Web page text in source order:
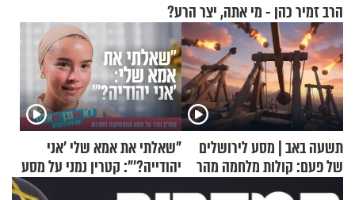
הרב זמיר כהן - מי אתה, יצר הרע?
תשעה באב | מסע לירושלים
של פעם: קולות מלחמה מהר
הזיתים
"שאלתי את אמא שלי 'אני
יהודייה?'": קטרין נמני על מסע
ההתחזקות המרגש